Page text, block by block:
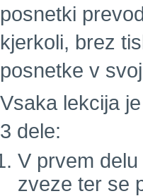
posnetki
kjerkoli, brez
posnetke v
Vsaka lekcija
3 dele:
V prvem
zveze ter se